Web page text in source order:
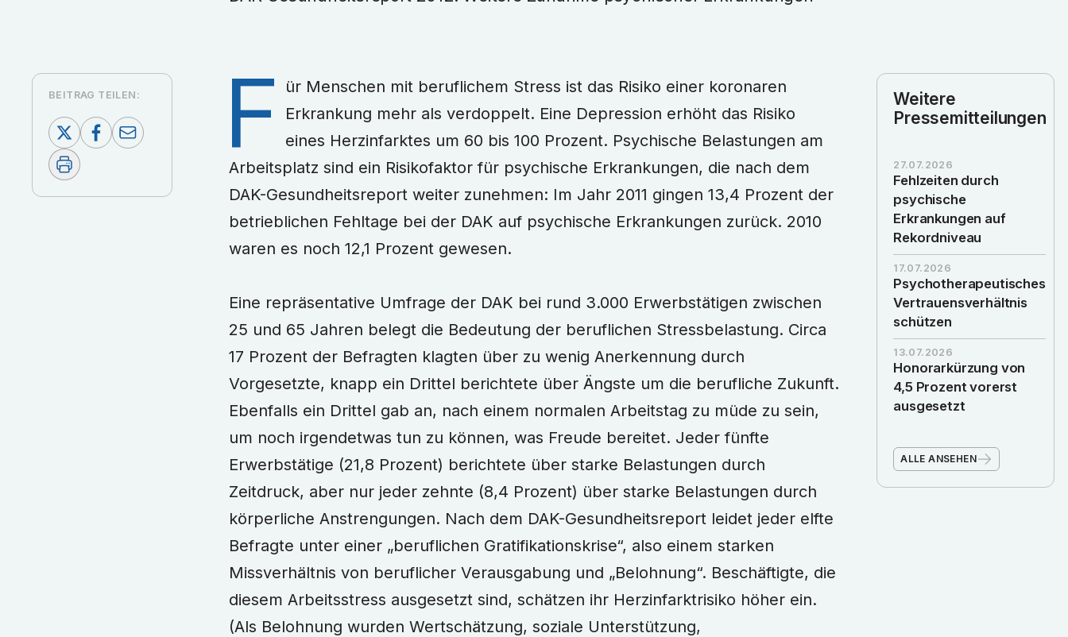
F
ür Menschen mit beruflichem Stress ist das Risiko einer koronaren
Erkrankung mehr als verdoppelt. Eine Depression erhöht das Risiko
eines Herzinfarktes um 60 bis 100 Prozent. Psychische Belastungen am
Arbeitsplatz sind ein Risikofaktor für psychische Erkrankungen, die nach dem
DAK-Gesundheitsreport weiter zunehmen: Im Jahr 2011 gingen 13,4 Prozent der
betrieblichen Fehltage bei der DAK auf psychische Erkrankungen zurück. 2010
waren es noch 12,1 Prozent gewesen.
Eine repräsentative Umfrage der DAK bei rund 3.000 Erwerbstätigen zwischen
25 und 65 Jahren belegt die Bedeutung der beruflichen Stressbelastung. Circa
17 Prozent der Befragten klagten über zu wenig Anerkennung durch
Vorgesetzte, knapp ein Drittel berichtete über Ängste um die berufliche Zukunft.
Ebenfalls ein Drittel gab an, nach einem normalen Arbeitstag zu müde zu sein,
um noch irgendetwas tun zu können, was Freude bereitet. Jeder fünfte
Erwerbstätige (21,8 Prozent) berichtete über starke Belastungen durch
Zeitdruck, aber nur jeder zehnte (8,4 Prozent) über starke Belastungen durch
körperliche Anstrengungen. Nach dem DAK-Gesundheitsreport leidet jeder elfte
Befragte unter einer „beruflichen Gratifikationskrise“, also einem starken
Missverhältnis von beruflicher Verausgabung und „Belohnung“. Beschäftigte, die
diesem Arbeitsstress ausgesetzt sind, schätzen ihr Herzinfarktrisiko höher ein.
(Als Belohnung wurden Wertschätzung, soziale Unterstützung,
BEITRAG TEILEN:
Weitere
Pressemitteilungen
27.07.2026
Fehlzeiten durch
psychische
Erkrankungen auf
Rekordniveau
17.07.2026
Psychotherapeutisches
Vertrauensverhältnis
schützen
13.07.2026
Honorarkürzung von
4,5 Prozent vorerst
ausgesetzt
ALLE ANSEHEN